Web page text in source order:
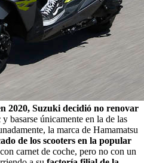
2020, Suzuki decidió no renovar
y basarse únicamente en la de las
la marca de Hamamatsu
de los scooters en la popular
con carnet de coche, pero no con un